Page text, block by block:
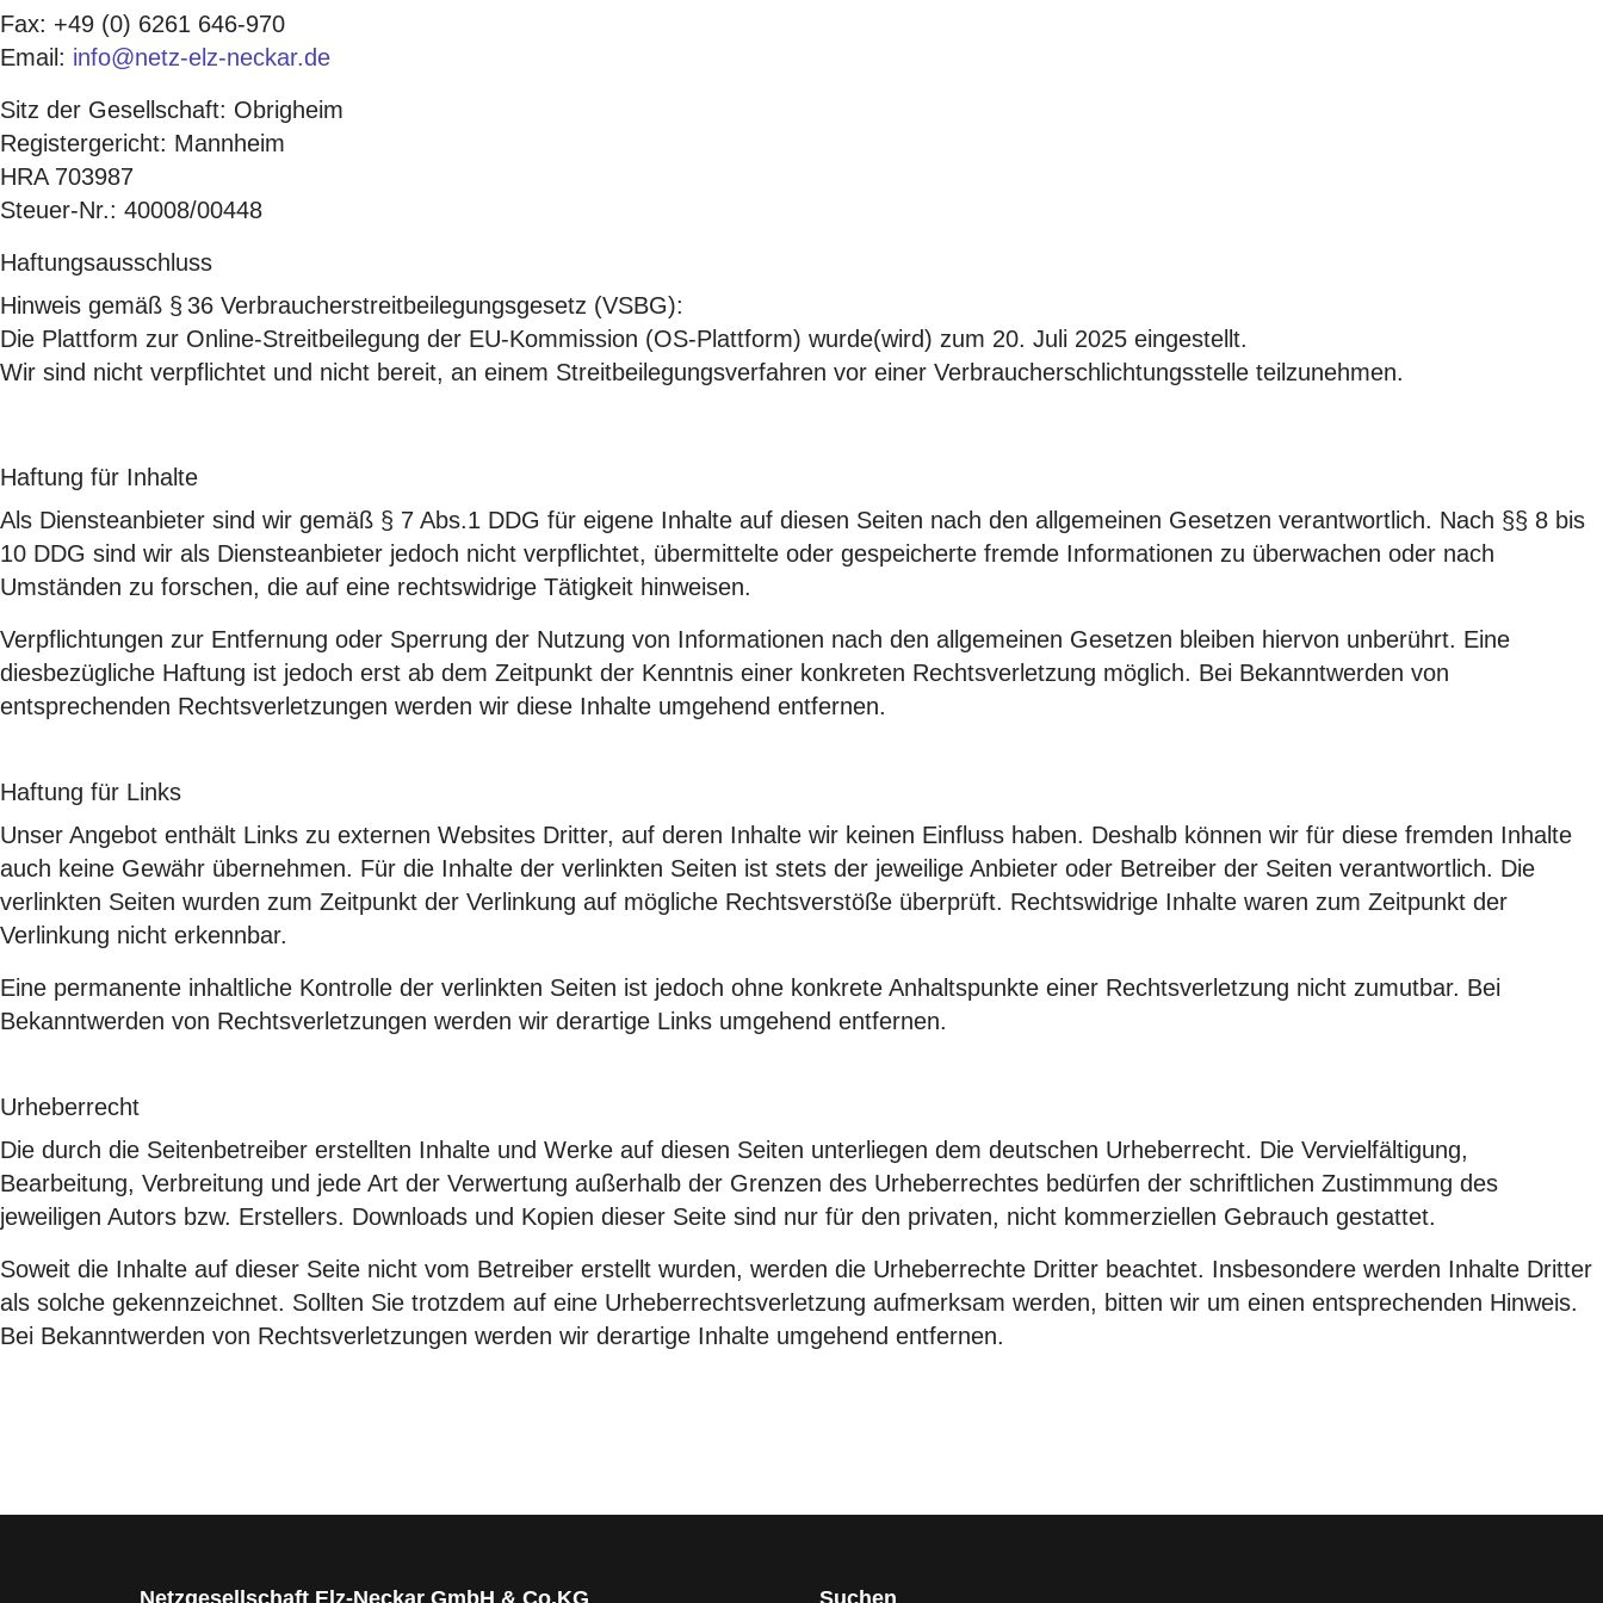
Fax: +49 (0) 6261 646-970
Email: info@netz-elz-neckar.de
Sitz der Gesellschaft: Obrigheim
Registergericht: Mannheim
HRA 703987
Steuer-Nr.: 40008/00448
Haftungsausschluss
Hinweis gemäß § 36 Verbraucherstreitbeilegungsgesetz (VSBG):
Die Plattform zur Online-Streitbeilegung der EU-Kommission (OS-Plattform) wurde(wird) zum 20. Juli 2025 eingestellt.
Wir sind nicht verpflichtet und nicht bereit, an einem Streitbeilegungsverfahren vor einer Verbraucherschlichtungsstelle teilzunehmen.
Haftung für Inhalte
Als Diensteanbieter sind wir gemäß § 7 Abs.1 DDG für eigene Inhalte auf diesen Seiten nach den allgemeinen Gesetzen verantwortlich. Nach §§ 8 bis
10 DDG sind wir als Diensteanbieter jedoch nicht verpflichtet, übermittelte oder gespeicherte fremde Informationen zu überwachen oder nach
Umständen zu forschen, die auf eine rechtswidrige Tätigkeit hinweisen.
Verpflichtungen zur Entfernung oder Sperrung der Nutzung von Informationen nach den allgemeinen Gesetzen bleiben hiervon unberührt. Eine
diesbezügliche Haftung ist jedoch erst ab dem Zeitpunkt der Kenntnis einer konkreten Rechtsverletzung möglich. Bei Bekanntwerden von
entsprechenden Rechtsverletzungen werden wir diese Inhalte umgehend entfernen.
Haftung für Links
Unser Angebot enthält Links zu externen Websites Dritter, auf deren Inhalte wir keinen Einfluss haben. Deshalb können wir für diese fremden Inhalte
auch keine Gewähr übernehmen. Für die Inhalte der verlinkten Seiten ist stets der jeweilige Anbieter oder Betreiber der Seiten verantwortlich. Die
verlinkten Seiten wurden zum Zeitpunkt der Verlinkung auf mögliche Rechtsverstöße überprüft. Rechtswidrige Inhalte waren zum Zeitpunkt der
Verlinkung nicht erkennbar.
Eine permanente inhaltliche Kontrolle der verlinkten Seiten ist jedoch ohne konkrete Anhaltspunkte einer Rechtsverletzung nicht zumutbar. Bei
Bekanntwerden von Rechtsverletzungen werden wir derartige Links umgehend entfernen.
Urheberrecht
Die durch die Seitenbetreiber erstellten Inhalte und Werke auf diesen Seiten unterliegen dem deutschen Urheberrecht. Die Vervielfältigung,
Bearbeitung, Verbreitung und jede Art der Verwertung außerhalb der Grenzen des Urheberrechtes bedürfen der schriftlichen Zustimmung des
jeweiligen Autors bzw. Erstellers. Downloads und Kopien dieser Seite sind nur für den privaten, nicht kommerziellen Gebrauch gestattet.
Soweit die Inhalte auf dieser Seite nicht vom Betreiber erstellt wurden, werden die Urheberrechte Dritter beachtet. Insbesondere werden Inhalte Dritter
als solche gekennzeichnet. Sollten Sie trotzdem auf eine Urheberrechtsverletzung aufmerksam werden, bitten wir um einen entsprechenden Hinweis.
Bei Bekanntwerden von Rechtsverletzungen werden wir derartige Inhalte umgehend entfernen.
Netzgesellschaft Elz-Neckar GmbH & Co.KG Suchen